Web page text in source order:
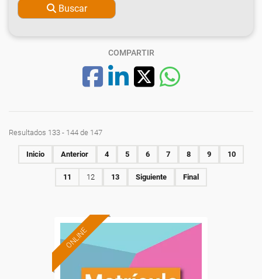
Buscar
COMPARTIR
Resultados 133 - 144 de 147
Inicio Anterior 4 5 6 7 8 9 10
11 12 13 Siguiente Final
ONLINE